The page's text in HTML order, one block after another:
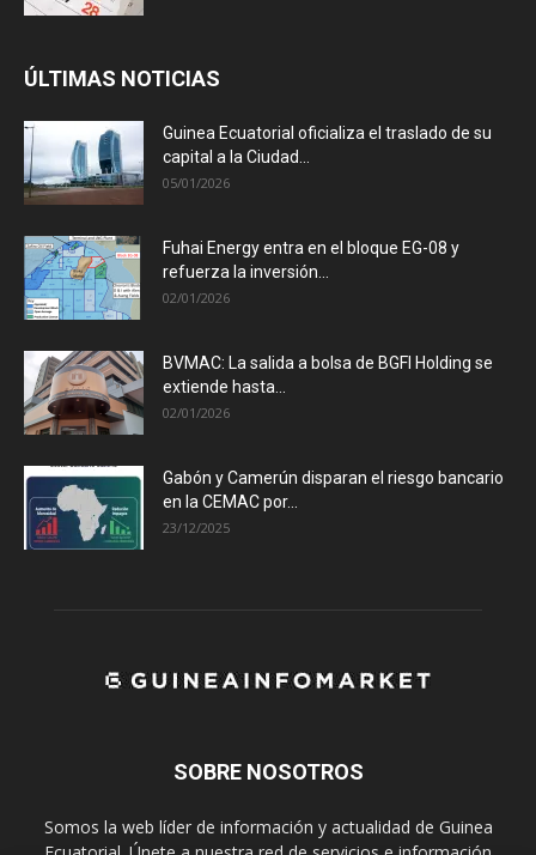
ÚLTIMAS NOTICIAS
Guinea Ecuatorial oficializa el traslado de su
capital a la Ciudad...
05/01/2026
Fuhai Energy entra en el bloque EG-08 y
refuerza la inversión...
02/01/2026
BVMAC: La salida a bolsa de BGFI Holding se
extiende hasta...
02/01/2026
Gabón y Camerún disparan el riesgo bancario
en la CEMAC por...
23/12/2025
SOBRE NOSOTROS
Somos la web líder de información y actualidad de Guinea